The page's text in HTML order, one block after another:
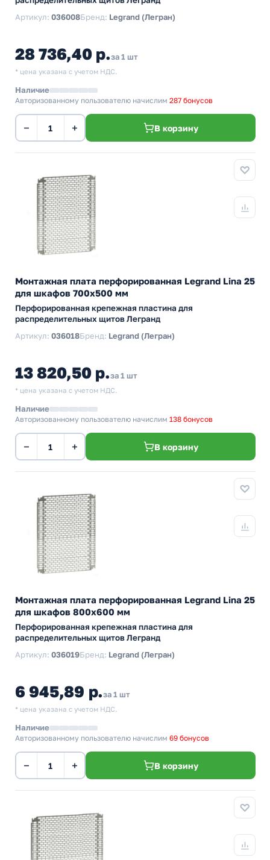
Артикул: 036008Бренд: Legrand (Легран)
28 736,40 р.за 1 шт
* цена указана с учетом НДС.
Наличие
Авторизованному пользователю начислим 287 бонусов
− + В корзину
Монтажная плата перфорированная Legrand Lina 25
для шкафов 700х500 мм
Перфорированная крепежная пластина для
распределительных щитов Легранд
Артикул: 036018Бренд: Legrand (Легран)
13 820,50 р.за 1 шт
* цена указана с учетом НДС.
Наличие
Авторизованному пользователю начислим 138 бонусов
− + В корзину
Монтажная плата перфорированная Legrand Lina 25
для шкафов 800х600 мм
Перфорированная крепежная пластина для
распределительных щитов Легранд
Артикул: 036019Бренд: Legrand (Легран)
6 945,89 р.за 1 шт
* цена указана с учетом НДС.
Наличие
Авторизованному пользователю начислим 69 бонусов
− + В корзину